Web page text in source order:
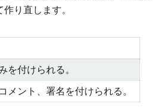
り直します。
を付けられる。
メント、署名を付けられる。